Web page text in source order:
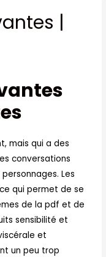
|
mais qui a des
conversations
Les
qui permet de se
de la pdf et de
sensibilité et
et
un peu trop